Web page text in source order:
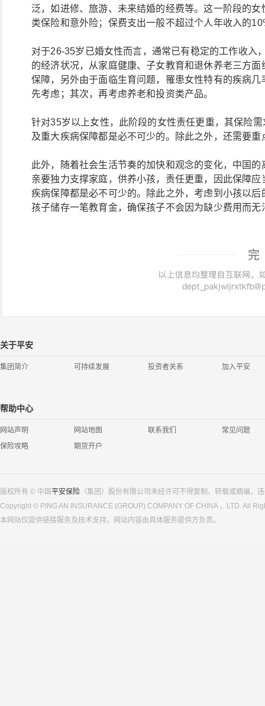
泛，如进修、旅游、未来结婚的经费等。这一阶段的
类保险和意外险；保费支出一般不超过个人年收入的
对于26-35岁已婚女性而言，通常已有稳定的工作收入
的经济状况，从家庭健康、子女教育和退休养老三方
保障，另外由于面临生育问题，罹患女性特有的疾病
先考虑；其次，再考虑养老和投资类产品。
针对35岁以上女性，此阶段的女性责任更重，其保险
及重大疾病保障都是必不可少的。除此之外，还需要
此外，随着社会生活节奏的加快和观念的变化，中国
亲要独力支撑家庭，供养小孩，责任更重，因此保障
疾病保障都是必不可少的。除此之外，考虑到小孩以
孩子储存一笔教育金，确保孩子不会因为缺少费用而无
完
关于平安
集团简介 可持续发展 投资者关系 加入平安
帮助中心
网站声明 网站地图 联系我们
常见问题
保险攻略
期货开户
版权所有 © 中国平安保险 （集团）股份有限公司未经许可不得复制、转载或摘编，
Copyright © PING AN INSURANCE (GROUP) COMPANY OF CHINA ，LTD. All
本网站仅提供链接服务及技术支持，网站内容由具体服务提供方负责。